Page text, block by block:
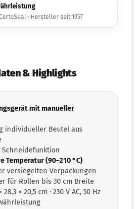
· Hersteller seit 1957
& Highlights
mit manueller
individueller Beutel aus
Temperatur (90–210 °C)
versiegelten Verpackungen
für Rollen bis 30 cm Breite
28,3 × 20,5 cm · 230 V AC, 50 Hz